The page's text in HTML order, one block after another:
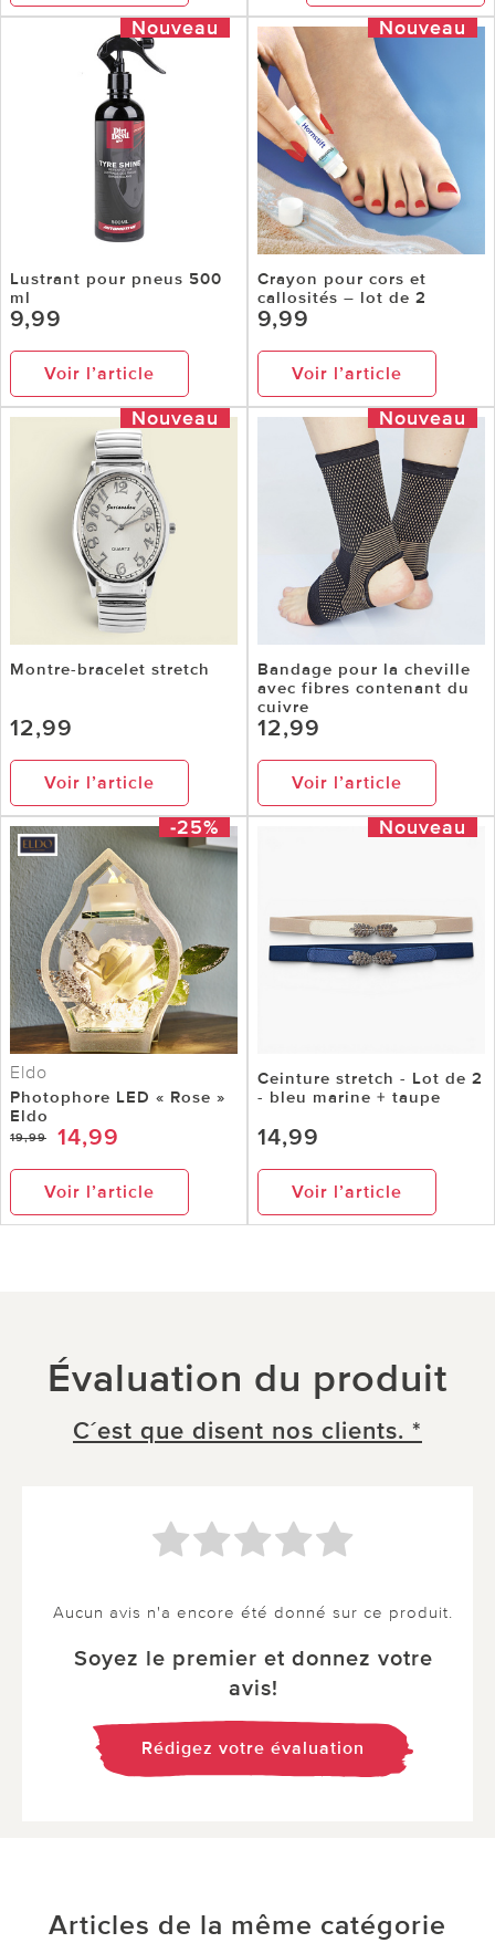
Nouveau
Lustrant pour pneus 500
ml
9,99
Voir l’article
Nouveau
Crayon pour cors et
callosités – lot de 2
9,99
Voir l’article
Nouveau
Montre-bracelet stretch
12,99
Voir l’article
Nouveau
Bandage pour la cheville
avec fibres contenant du
cuivre
12,99
Voir l’article
-25%
Eldo
Photophore LED « Rose »
Eldo
19,99 14,99
Voir l’article
Nouveau
Ceinture stretch - Lot de 2
- bleu marine + taupe
14,99
Voir l’article
Évaluation du produit
C´est que disent nos clients. *
Aucun avis n'a encore été donné sur ce produit.
Soyez le premier et donnez votre
avis!
Rédigez votre évaluation
Articles de la même catégorie